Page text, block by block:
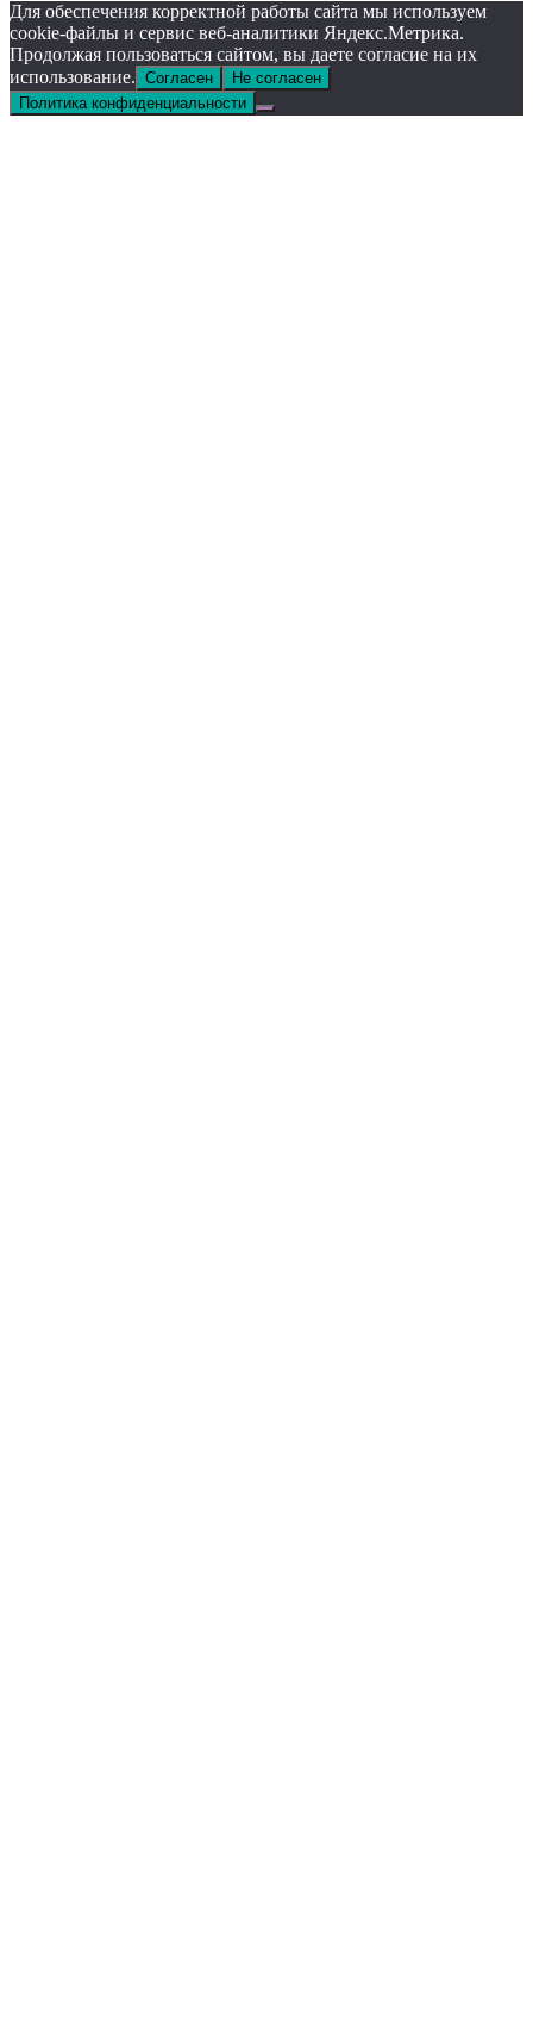
Для обеспечения корректной работы сайта мы используем
cookie-файлы и сервис веб-аналитики Яндекс.Метрика.
Продолжая пользоваться сайтом, вы даете согласие на их
использование. Согласен
Не согласен
Политика конфиденциальности